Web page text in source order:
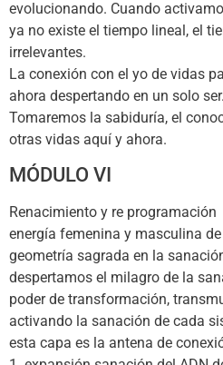
evolucionando. Cuando
ya no existe el tiempo lineal, el
irrelevantes.
La conexión con el yo de vidas
ahora despertando en un solo
Tomaremos la sabiduría, el
otras vidas aquí y ahora.
MÓDULO VI
Renacimiento y re
energía femenina y masculina
geometría sagrada en la
despertamos el milagro de la
poder de transformación,
activando la sanación de cada
esta capa es la antena de